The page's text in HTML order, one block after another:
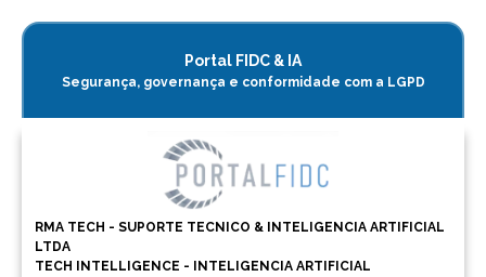
Portal FIDC & IA
Segurança, governança e conformidade com a LGPD
RMA TECH - SUPORTE TECNICO & INTELIGENCIA ARTIFICIAL
LTDA
TECH INTELLIGENCE - INTELIGENCIA ARTIFICIAL